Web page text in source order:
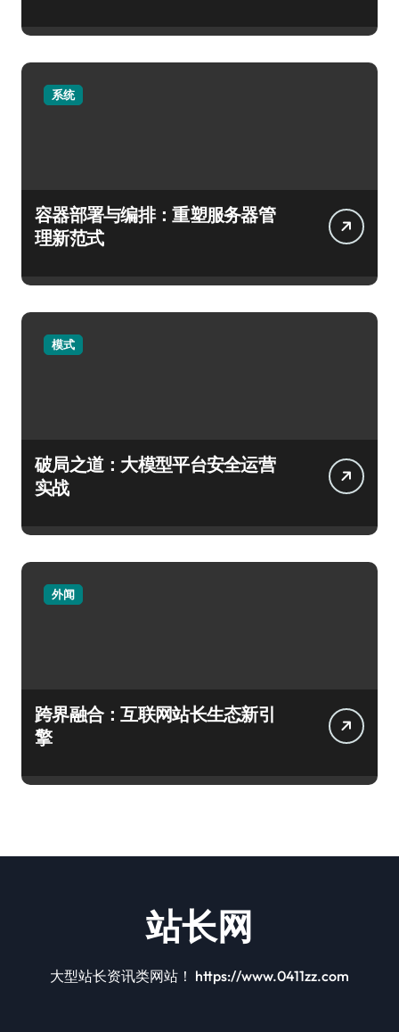
系统
容器部署与编排：重塑服务器管
理新范式
模式
破局之道：大模型平台安全运营
实战
外闻
跨界融合：互联网站长生态新引
擎
站长网
大型站长资讯类网站！ https://www.0411zz.com